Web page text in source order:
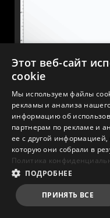
Когда система
статичных и ярко
экране, она
форму и цвет,
чтобы
Этот веб-сайт
cookie
Мы используем файлы
рекламы и анализа
информацию об
партнерам по рекламе и
ее с другой
которую они собрали в
Политика
ПОДРОБНЕЕ
ПРИНЯТЬ ВСЕ